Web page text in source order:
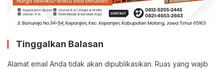
Tinggalkan Balasan
Alamat email Anda tidak akan dipublikasikan. Ruas yang wajib